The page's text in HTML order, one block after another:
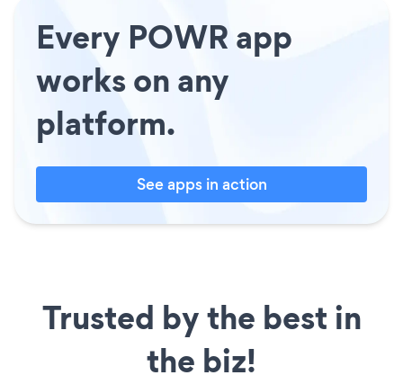
Every POWR app
works on any
platform.
See apps in action
Trusted by the best in
the biz!